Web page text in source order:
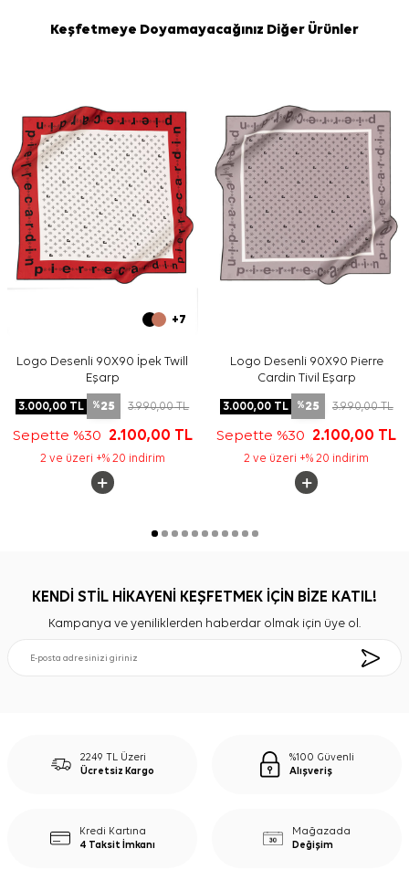
Keşfetmeye Doyamayacağınız Diğer Ürünler
+7
Logo Desenli 90X90 İpek Twill
Eşarp
3.000,00 TL %25 3.990,00TL
Sepette %30 2.100,00 TL
2 ve üzeri +% 20 indirim
Logo Desenli 90X90 Pierre
Cardin Tivil Eşarp
3.000,00TL %25 3.990,00TL
Sepette %30 2.100,00 TL
2 ve üzeri +% 20 indirim
KENDİ STİL HİKAYENİ KEŞFETMEK İÇİN BİZE KATIL!
Kampanya ve yeniliklerden haberdar olmak için üye ol.
2249 TL Üzeri
Ücretsiz Kargo
%100 Güvenli
Alışveriş
Kredi Kartına
4 Taksit İmkanı
Mağazada
Değişim